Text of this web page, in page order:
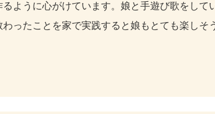
ように心がけています。娘と手遊び歌をし
ったことを家で実践すると娘もとても楽しそ